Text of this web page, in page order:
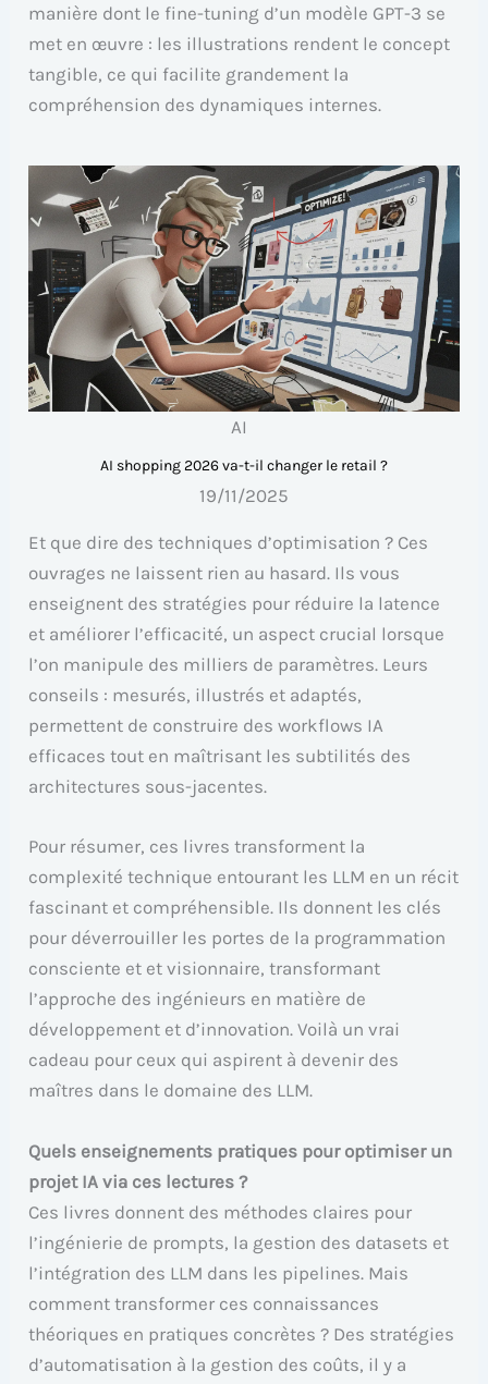
manière dont le fine-tuning d’un modèle GPT-3 se
met en œuvre : les illustrations rendent le concept
tangible, ce qui facilite grandement la
compréhension des dynamiques internes.
AI
AI shopping 2026 va-t-il changer le retail ?
19/11/2025
Et que dire des techniques d’optimisation ? Ces
ouvrages ne laissent rien au hasard. Ils vous
enseignent des stratégies pour réduire la latence
et améliorer l’efficacité, un aspect crucial lorsque
l’on manipule des milliers de paramètres. Leurs
conseils : mesurés, illustrés et adaptés,
permettent de construire des workflows IA
efficaces tout en maîtrisant les subtilités des
architectures sous-jacentes.
Pour résumer, ces livres transforment la
complexité technique entourant les LLM en un récit
fascinant et compréhensible. Ils donnent les clés
pour déverrouiller les portes de la programmation
consciente et et visionnaire, transformant
l’approche des ingénieurs en matière de
développement et d’innovation. Voilà un vrai
cadeau pour ceux qui aspirent à devenir des
maîtres dans le domaine des LLM.
Quels enseignements pratiques pour optimiser un
projet IA via ces lectures ?
Ces livres donnent des méthodes claires pour
l’ingénierie de prompts, la gestion des datasets et
l’intégration des LLM dans les pipelines. Mais
comment transformer ces connaissances
théoriques en pratiques concrètes ? Des stratégies
d’automatisation à la gestion des coûts, il y a